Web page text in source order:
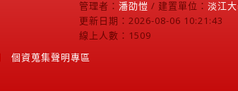
管理者： 潘劭愷 / 建置單位： 淡江
更新日期：2026-08-06 10:21:43
線上人數：1509
個資蒐集聲明專區